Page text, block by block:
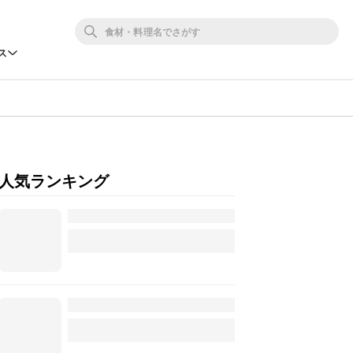
人気ランキング